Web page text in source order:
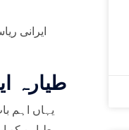
ایرانی
طیارہ ایف-35 تھا
یہاں اہم